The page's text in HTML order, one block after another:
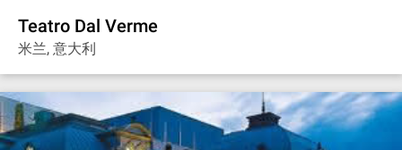
Teatro Dal Verme
米兰, 意大利